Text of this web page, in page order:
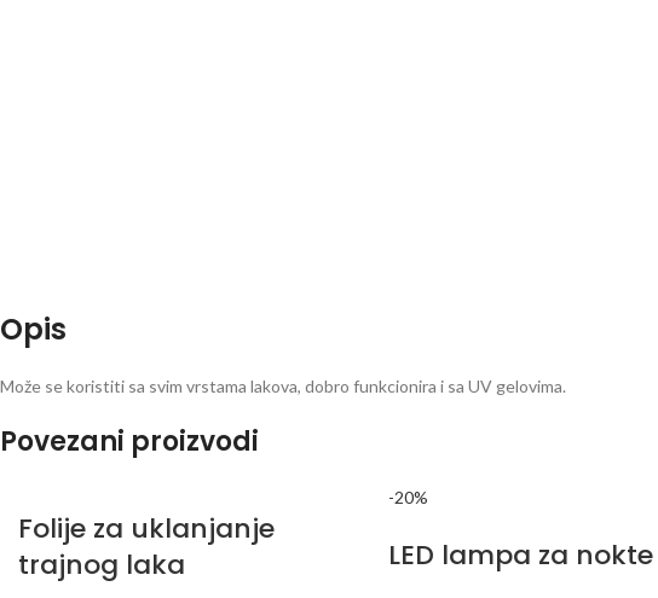
Opis
Može se koristiti sa svim vrstama lakova, dobro funkcionira i sa UV gelovima.
Povezani proizvodi
Folije za uklanjanje
trajnog laka
-20%
LED lampa za nokte